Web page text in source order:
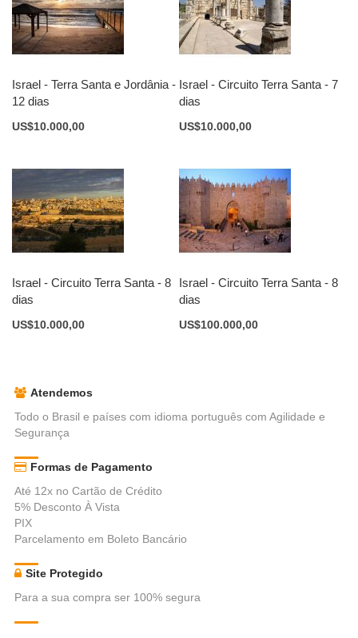
Israel - Terra Santa e Jordânia -
12 dias
US$10.000,00
Israel - Circuito Terra Santa - 7
dias
US$10.000,00
Israel - Circuito Terra Santa - 8
dias
US$10.000,00
Israel - Circuito Terra Santa - 8
dias
US$100.000,00
Atendemos
Todo o Brasil e países com idioma português com Agilidade e
Segurança
Formas de Pagamento
Até 12x no Cartão de Crédito
5% Desconto À Vista
PIX
Parcelamento em Boleto Bancário
Site Protegido
Para a sua compra ser 100% segura